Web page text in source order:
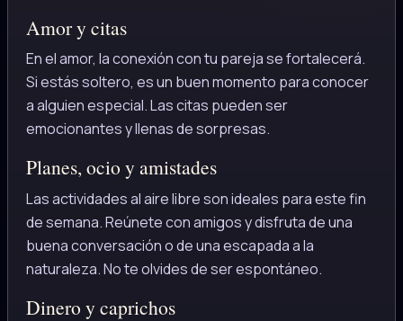
Amor y citas
En el amor, la conexión con tu pareja se fortalecerá.
Si estás soltero, es un buen momento para conocer
a alguien especial. Las citas pueden ser
emocionantes y llenas de sorpresas.
Planes, ocio y amistades
Las actividades al aire libre son ideales para este fin
de semana. Reúnete con amigos y disfruta de una
buena conversación o de una escapada a la
naturaleza. No te olvides de ser espontáneo.
Dinero y caprichos